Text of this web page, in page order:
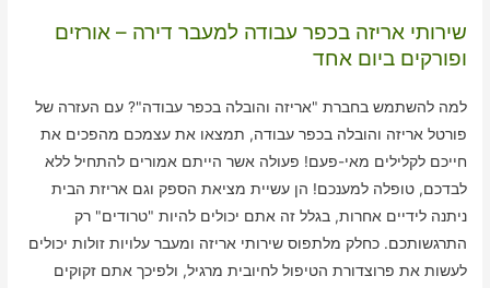
שירותי אריזה בכפר עבודה למעבר דירה – אורזים
ופורקים ביום אחד
למה להשתמש בחברת "אריזה והובלה בכפר עבודה"? עם העזרה של
פורטל אריזה והובלה בכפר עבודה, תמצאו את עצמכם מהפכים את
חייכם לקלילים מאי-פעם! פעולה אשר הייתם אמורים להתחיל ללא
לבדכם, טופלה למענכם! הן עשיית מציאת הספק וגם אריזת הבית
ניתנה לידיים אחרות, בגלל זה אתם יכולים להיות "טרודים" רק
התרגשותכם. כחלק מלתפוס שירותי אריזה ומעבר עלויות זולות יכולים
לעשות את פרוצדורת הטיפול לחיובית מרגיל, ולפיכך אתם זקוקים